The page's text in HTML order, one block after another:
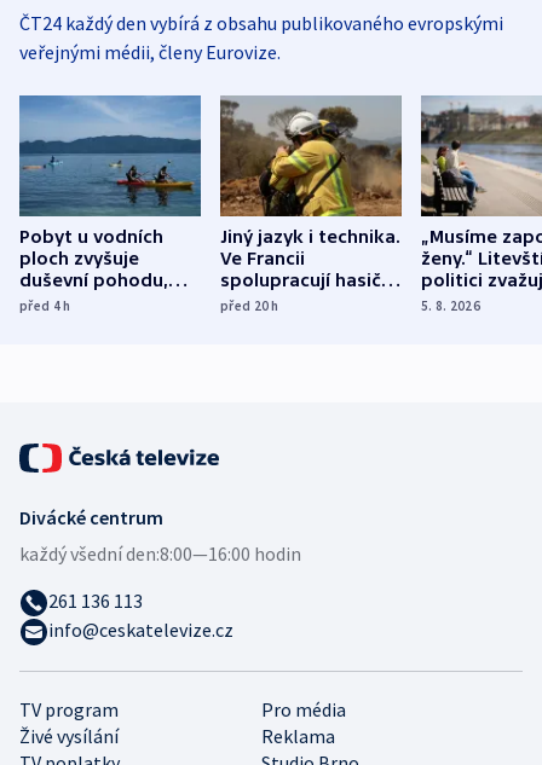
ČT24 každý den vybírá z obsahu publikovaného evropskými
veřejnými médii, členy Eurovize.
Pobyt u vodních
ploch zvyšuje
duševní pohodu,
ukázala
před 4h
Jiný jazyk i technika.
Ve Francii
spolupracují hasiči z
různých zemí
před 20h
„Musíme
ženy.“
politici
dohodu o
5. 8. 2026
TV program
Pro média
Živé vysílání
Reklama
Divácké centrum
každý všední den:8:00—16:00 hodin
261 136 113
info@ceskatelevize.cz